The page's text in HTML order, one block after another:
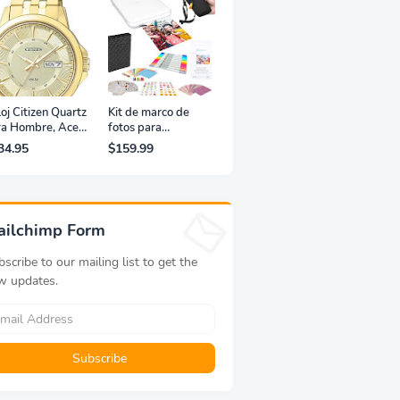
Citizen Quartz
Hombre, Acero
Clásico,
Kit de marco de
fotos para
impresora portátil
de fotografías y
$159.99
Form
to our mailing list to get the
updates.